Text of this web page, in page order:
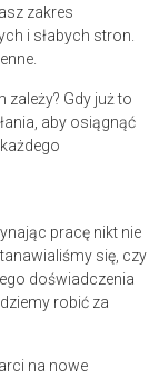
zakres
i słabych stron.
Gdy już to
aby osiągnąć
pracę nikt nie
się, czy
doświadczenia
robić za
na nowe